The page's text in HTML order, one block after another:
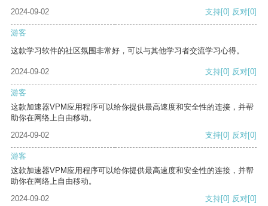
2024-09-02
支持[0] 反对[0]
游客
这款学习软件的社区氛围非常好，可以与其他学习者交流学习心得。
2024-09-02 支持[0] 反对[0]
游客
这款加速器VPM应用程序可以给你提供最高速度和安全性的连接，并帮
助你在网络上自由移动。
2024-09-02
支持[0] 反对[0]
游客
这款加速器VPM应用程序可以给你提供最高速度和安全性的连接，并帮
助你在网络上自由移动。
2024-09-02
支持[0] 反对[0]